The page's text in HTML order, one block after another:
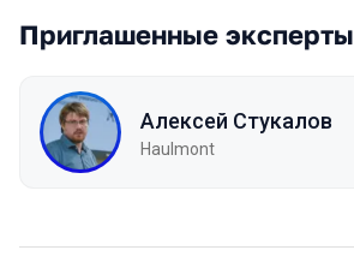
Приглашенные эксперты
Алексей Стукалов
Haulmont